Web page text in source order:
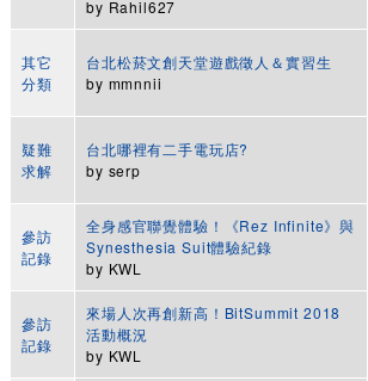
by Rahil627
其它
分類
台北松菸文創天堂遊戲徵人＆實習生
by mmnnii
疑難
求解
台北哪裡有二手電玩店?
by serp
參訪
記錄
全身感官聯覺體驗！《Rez Infinite》與
Synesthesia Suit體驗紀錄
by KWL
參訪
記錄
來場人次再創新高！BitSummit 2018
活動概況
by KWL